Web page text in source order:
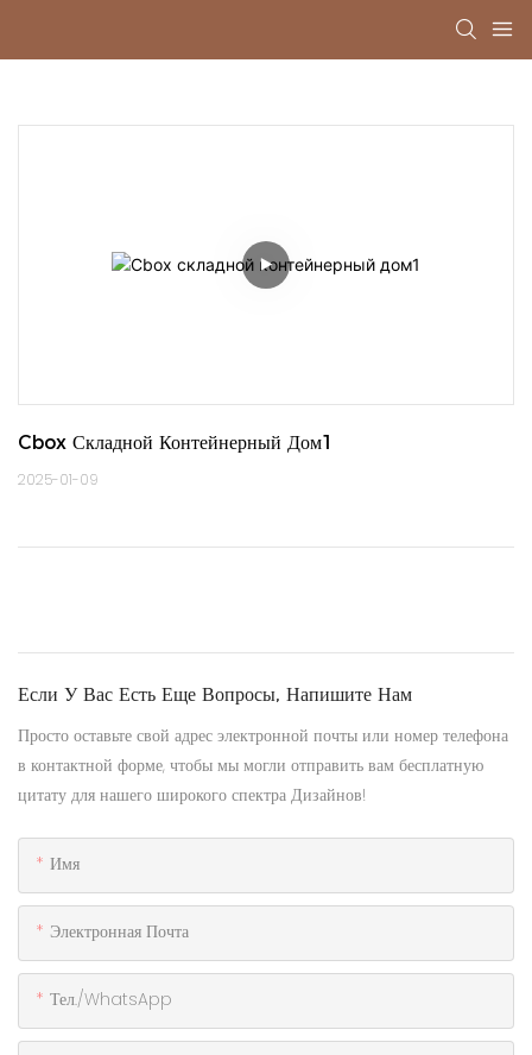
Cbox Складной Контейнерный Дом1
2025-01-09
Если У Вас Есть Еще Вопросы, Напишите Нам
Просто оставьте свой адрес электронной почты или номер телефона
в контактной форме, чтобы мы могли отправить вам бесплатную
цитату для нашего широкого спектра Дизайнов!
Имя
Электронная Почта
Тел./WhatsApp